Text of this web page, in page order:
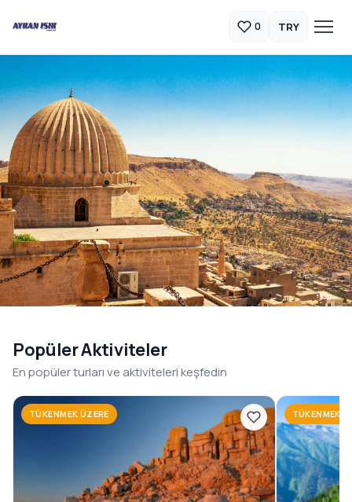
0 TRY
1996’dan beri, Güneydoğu Anadolu’nun en özel rotalarını
konforlu ve planlı tur programlarıyla sizlerle
buluşturuyoruz.
Rezervasyon ve Bilgi
Popüler Aktiviteler
En popüler turları ve aktiviteleri keşfedin
TÜKENMEK ÜZERE TÜKENMEK